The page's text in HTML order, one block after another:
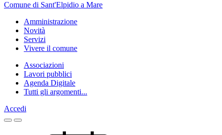
Comune di Sant'Elpidio a Mare
Amministrazione
Novità
Servizi
Vivere il comune
Associazioni
Lavori pubblici
Agenda Digitale
Tutti gli argomenti...
Accedi
Homepage